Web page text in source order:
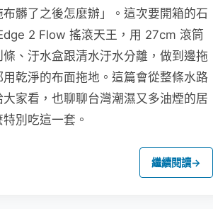
髒了之後怎麼辦」。這次要開箱的石
2 Flow 搖滾天王，用 27cm 滾筒
、汙水盒跟清水汙水分離，做到邊拖
乾淨的布面拖地。這篇會從整條水路
家看，也聊聊台灣潮濕又多油煙的居
別吃這一套。
繼續閱讀→